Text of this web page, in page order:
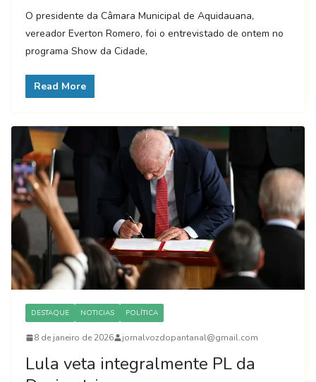
O presidente da Câmara Municipal de Aquidauana,
vereador Everton Romero, foi o entrevistado de ontem no
programa Show da Cidade,
Read More
DESTAQUE NOTICIAS POLÍTICA
8 de janeiro de 2026 jornalvozdopantanal@gmail.com
Lula veta integralmente PL da